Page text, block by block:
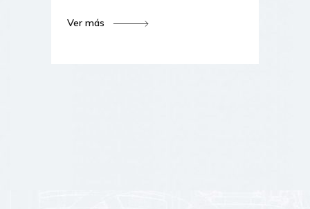
Ver más